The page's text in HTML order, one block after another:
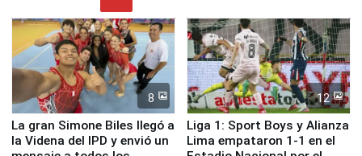
8
La gran Simone Biles llegó a
la Videna del IPD y envió un
12
Liga 1: Sport Boys y Alianza
Lima empataron 1-1 en el